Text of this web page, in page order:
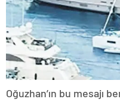
Oğuzhan’ın bu mesajı